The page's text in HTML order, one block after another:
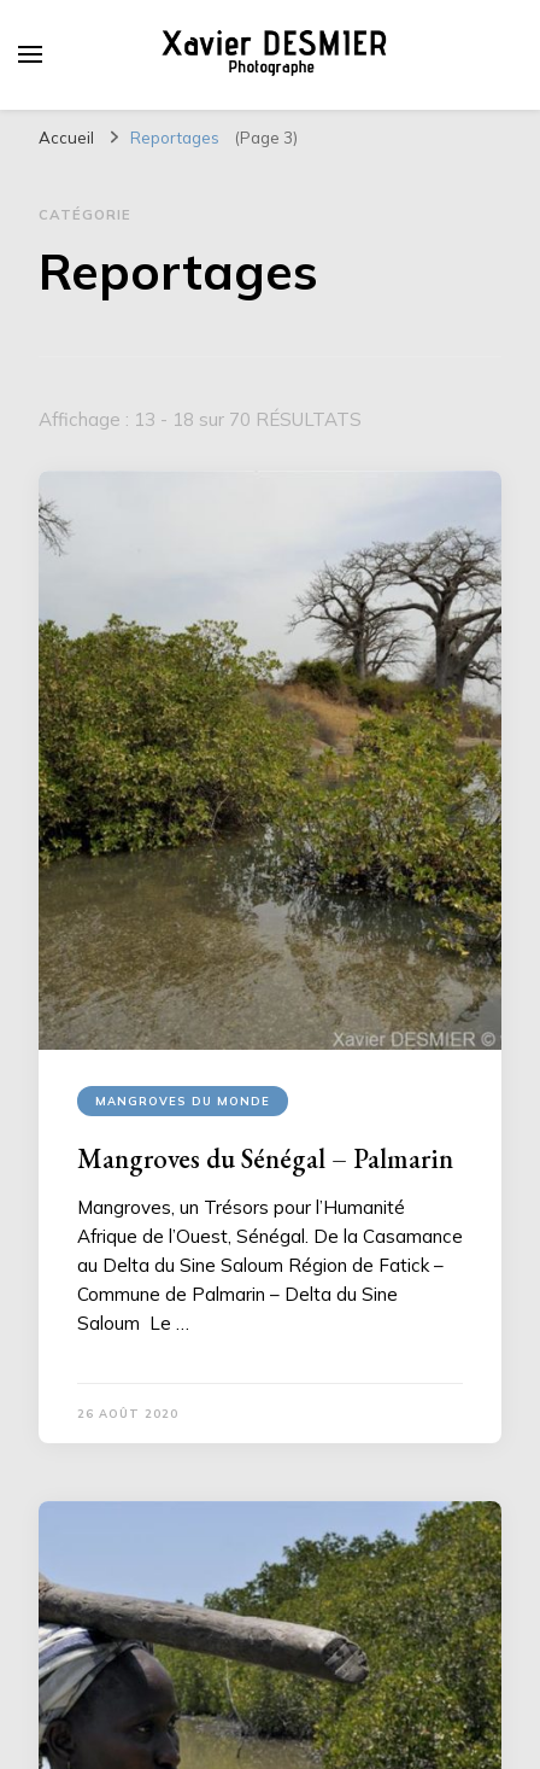
Xavier DESMIER
PHOTOGRAPHE
Accueil Reportages (Page 3)
CATÉGORIE
Reportages
Affichage : 13 - 18 sur 70 RÉSULTATS
MANGROVES DU MONDE
Mangroves du Sénégal – Palmarin
Mangroves, un Trésors pour l’Humanité
Afrique de l’Ouest, Sénégal. De la Casamance
au Delta du Sine Saloum Région de Fatick –
Commune de Palmarin – Delta du Sine
Saloum Le …
26 AOÛT 2020